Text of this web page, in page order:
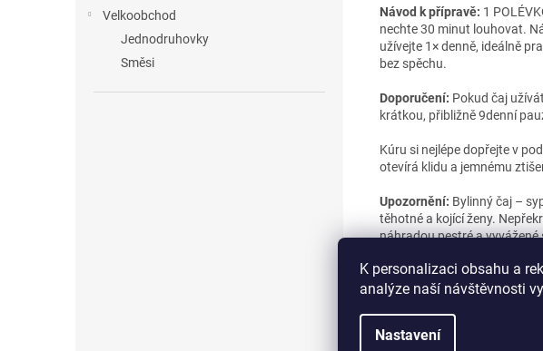
K personalizaci obsahu a
analýze naší návštěvnosti
Nastavení
Velkoobchod
Jednodruhovky
Směsi
Návod k přípravě: 1
nechte 30 minut louhovat.
užívejte 1× denně, ideálně
bez spěchu.
Doporučení: Pokud čaj
krátkou, přibližně 9denní
Kúru si nejlépe dopřejte v
otevírá klidu a jemnému
Upozornění: Bylinný čaj –
těhotné a kojící ženy.
náhradou pestré a